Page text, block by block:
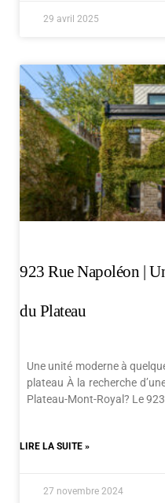
29 avril 2025
923 Rue Napoléon |
du Plateau
Une unité moderne à
plateau À la recherche
Plateau-Mont-Royal? Le 923
LIRE LA SUITE »
27 novembre 2024